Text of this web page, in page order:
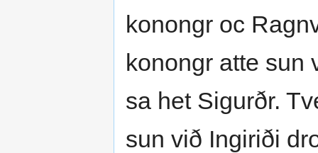
konongr oc
konongr atte sun
sa het Sigurðr.
sun við Ingiriði